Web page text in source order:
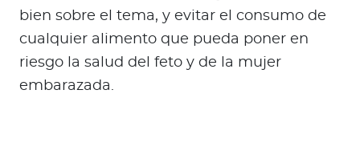
bien sobre el tema, y evitar el consumo de
cualquier alimento que pueda poner en
riesgo la salud del feto y de la mujer
embarazada.